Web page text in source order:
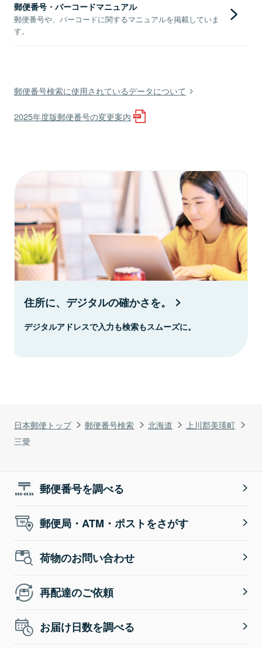
日本郵便トップ 郵便番号検索 北海道
上川郡美瑛町
三愛
郵便番号・バーコードマニュアル
郵便番号や、バーコードに関するマニュアルを掲載していま
す。
郵便番号検索に使用されているデータについて
2025年度版郵便番号の変更案内
住所に、デジタルの確かさを。
デジタルアドレスで入力も検索もスムーズに。
郵便番号を調べる
郵便局・ATM・ポストをさがす
荷物のお問い合わせ
再配達のご依頼
お届け日数を調べる